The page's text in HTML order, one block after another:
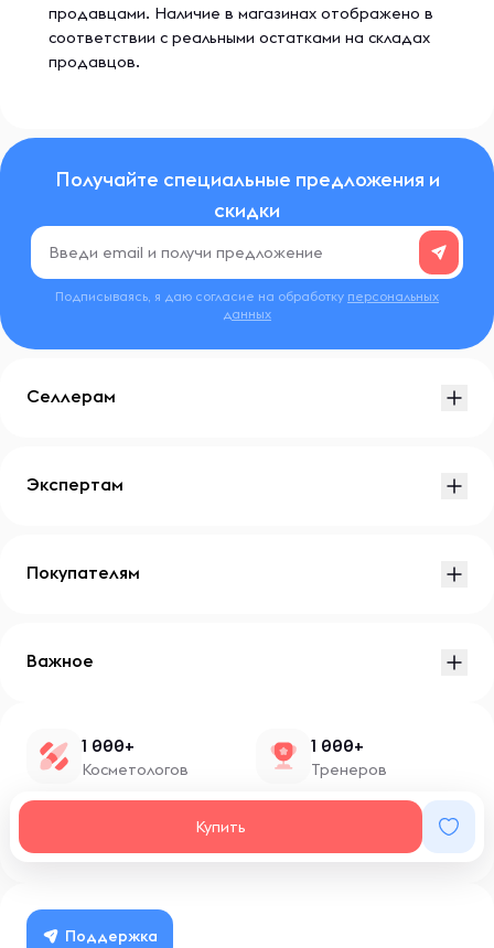
продавцами. Наличие в магазинах отображено в
соответствии с реальными остатками на складах
продавцов.
Получайте специальные предложения и
скидки
Подписываясь, я даю согласие на обработку персональных
данных
Купить
Селлерам
Экспертам
Покупателям
Важное
1 000+
Косметологов
1 000+
Тренеров
Поддержка